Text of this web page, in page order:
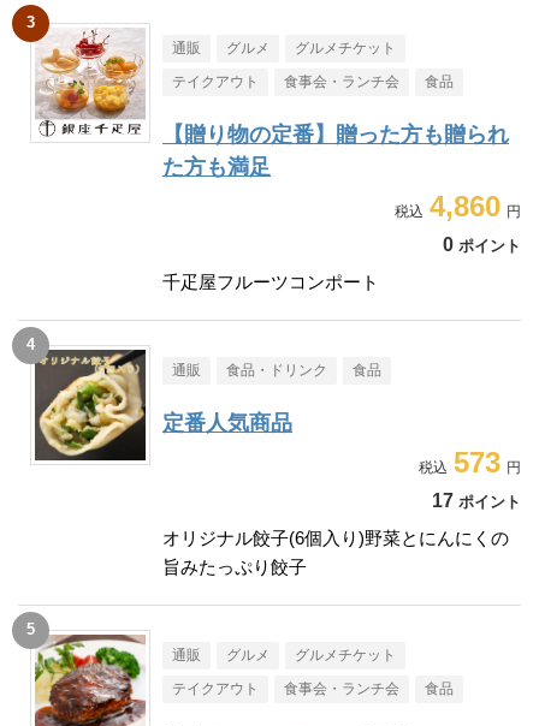
通販 グルメ グルメチケット
テイクアウト 食事会・ランチ会 食品
【贈り物の定番】贈った方も贈られ
た方も満足
4,860
0 ポイント
千疋屋フルーツコンポート
通販 食品・ドリンク 食品
定番人気商品
573
17 ポイント
オリジナル餃子(6個入り)野菜とにんにくの
旨みたっぷり餃子
通販 グルメ グルメチケット
テイクアウト 食事会・ランチ会 食品